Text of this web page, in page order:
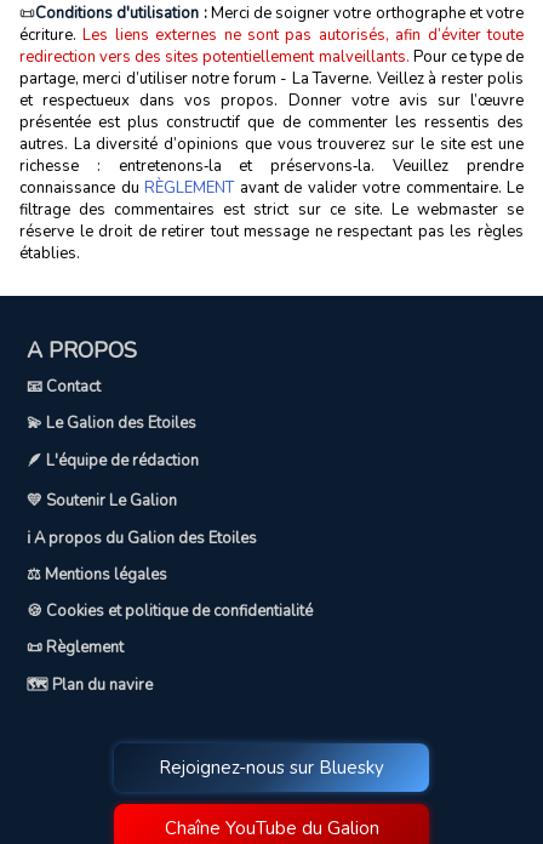
📜Conditions d'utilisation :Merci de soigner votre orthographe et votre
écriture.Les liens externes ne sont pas autorisés, afin d’éviter toute
redirection vers des sites potentiellement malveillants. Pour ce type de
partage, merci d’utiliser notre forum - La Taverne. Veillez à rester polis
et respectueux dans vos propos. Donner votre avis sur l’œuvre
présentée est plus constructif que de commenter les ressentis des
autres. La diversité d’opinions que vous trouverez sur le site est une
richesse : entretenons‑la et préservons‑la. Veuillez prendre
connaissance du RÈGLEMENTavant de valider votre commentaire. Le
filtrage des commentaires est strict sur ce site. Le webmaster se
réserve le droit de retirer tout message ne respectant pas les règles
établies.
A PROPOS
📧 Contact
💫 Le Galion des Etoiles
🪶 L'équipe de rédaction
💛 Soutenir Le Galion
ℹ️ A propos du Galion des Etoiles
⚖️ Mentions légales
🍪 Cookies et politique de confidentialité
📜 Règlement
🗺️ Plan du navire
Rejoignez-nous sur Bluesky
Chaîne YouTube du Galion